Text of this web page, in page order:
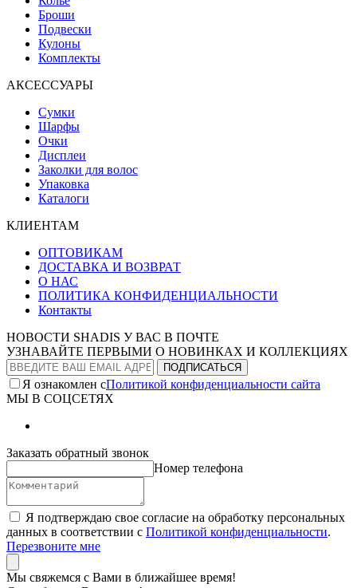
Броши
Подвески
Кулоны
Комплекты
АКСЕССУАРЫ
Сумки
Шарфы
Очки
Дисплеи
Заколки для волос
Упаковка
Каталоги
КЛИЕНТАМ
ОПТОВИКАМ
ДОСТАВКА И ВОЗВРАТ
О НАС
ПОЛИТИКА КОНФИДЕНЦИАЛЬНОСТИ
Контакты
НОВОСТИ SHADIS У ВАС В ПОЧТЕ
УЗНАВАЙТЕ ПЕРВЫМИ О НОВИНКАХ И КОЛЛЕКЦИЯХ
Я ознакомлен сПолитикой конфиденциальности сайта
МЫ В СОЦСЕТЯХ
Заказать обратный звонок
Номер телефона
Я подтверждаю свое согласие на обработку персональных
данных в соответствии с Политикой конфиденциальности.
Перезвоните мне
Мы свяжемся с Вами в ближайшее время!